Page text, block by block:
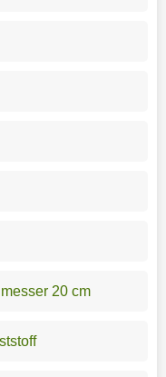
20 cm